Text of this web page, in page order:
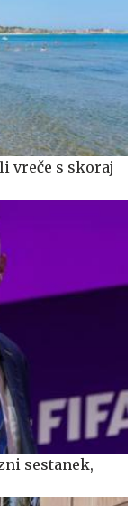
vreče s skoraj
sestanek,